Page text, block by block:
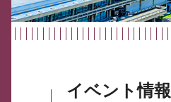
イベント情報